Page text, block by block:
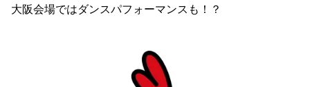
大阪会場ではダンスパフォーマンスも！？